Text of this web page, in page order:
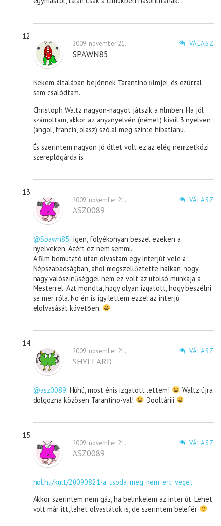
VÁLASZ
2009. november 21.
SPAWN85
Nekem általában bejönnek Tarantino filmjei, és ezúttal
sem csalódtam.
Christoph Waltz nagyon-nagyot játszik a filmben. Ha jól
számoltam, akkor az anyanyelvén (német) kívül 3 nyelven
(angol, francia, olasz) szólal meg szinte hibátlanul.
És szerintem nagyon jó ötlet volt ez az elég nemzetközi
szereplőgárda is.
VÁLASZ
2009. november 21.
ASZ0089
@Spawn85: Igen, folyékonyan beszél ezeken a
nyelveken. Azért ez nem semmi.
A film bemutató után olvastam egy interjút vele a
Népszabadságban, ahol megszellőztette halkan, hogy
nagy valószínűséggel nem ez volt az utolsó munkája a
Mesterrel. Azt mondta, hogy olyan izgatott, hogy beszélni
se mer róla. No én is így lettem ezzel az interjú
elolvasását követően.
VÁLASZ
2009. november 21.
SHYLLARD
@asz0089: Húhú, most énis izgatott lettem!
Waltz újra
dolgozna közösen Tarantino-val!
Oooltáriii
VÁLASZ
2009. november 21.
ASZ0089
nol.hu/kult/20090821-a_csoda_meg_nem_ert_veget
Akkor szerintem nem gáz, ha belinkelem az interjút. Lehet
volt már itt, lehet olvastátok is, de szerintem belefér